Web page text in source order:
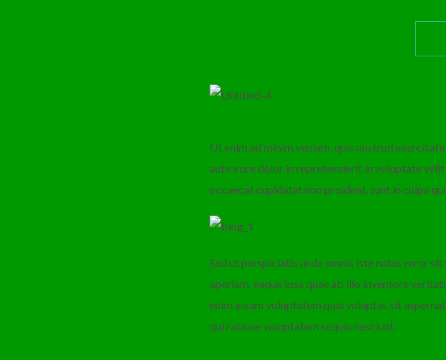
Ut enim ad minim veniam, quis nostrud
aute irure dolor in reprehenderit in voluptate
occaecat cupidatat non proident, sunt in culpa
Sed ut perspiciatis unde omnis iste natus error
aperiam, eaque ipsa quae ab illo inventore
enim ipsam voluptatem quia voluptas sit
qui ratione voluptatem sequin nesciunt: